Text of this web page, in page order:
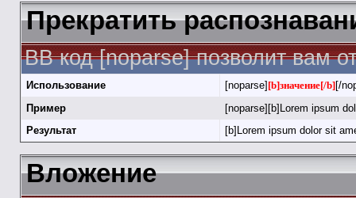
Прекратить
BB код [noparse] позволит вам
Использование [noparse] [b]значение[/b][/
Пример
[noparse][b]Lorem ipsum
Результат
[b]Lorem ipsum dolor sit
Вложение